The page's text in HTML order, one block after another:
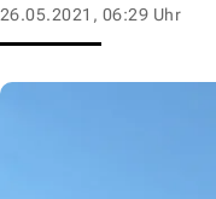
26.05.2021, 06:29 Uhr